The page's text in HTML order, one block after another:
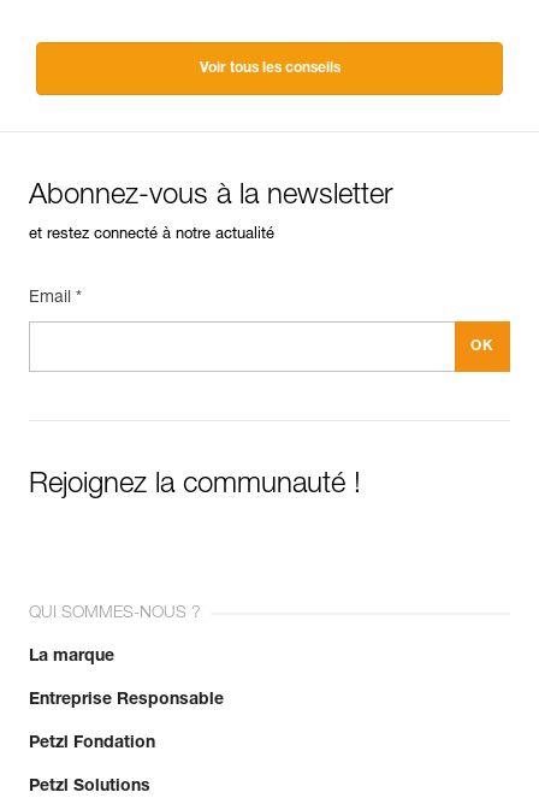
Voir tous les conseils
Abonnez-vous à la newsletter
et restez connecté à notre actualité
Email *
Rejoignez la communauté !
QUI SOMMES-NOUS ?
La marque
Entreprise Responsable
Petzl Fondation
Petzl Solutions